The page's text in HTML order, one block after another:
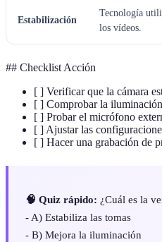
Estabilización
Tecnología
los vídeos.
## Checklist Acción
[ ] Verificar que la cámara
[ ] Comprobar la
[ ] Probar el micrófono
[ ] Ajustar las
[ ] Hacer una grabación de
🧠 Quiz rápido: ¿Cuál es la
- A) Estabiliza las tomas
- B) Mejora la iluminación